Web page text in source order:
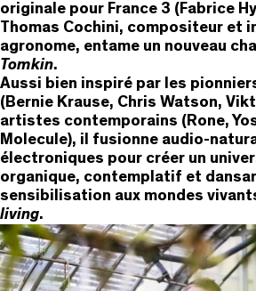
originale pour France 3 (Fabrice
Thomas Cochini, compositeur et
agronome, entame un nouveau
Tomkin.
Aussi bien inspiré par les
(Bernie Krause, Chris Watson,
artistes contemporains (Rone,
Molecule), il fusionne audio-
électroniques pour créer un
organique, contemplatif et
sensibilisation aux mondes
living.